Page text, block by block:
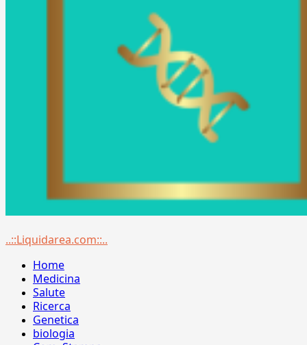
Menu
..::Liquidarea.com::..
Home
Medicina
Salute
Ricerca
Genetica
biologia